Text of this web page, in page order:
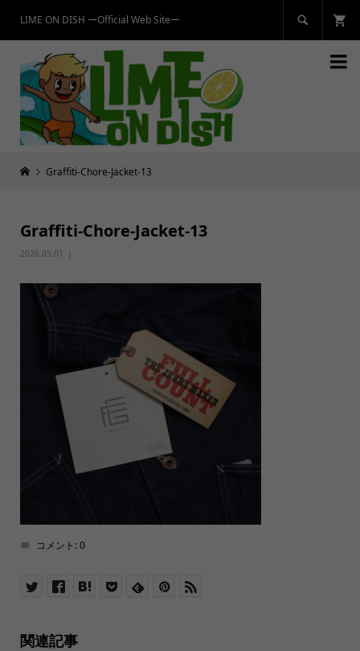
LIME ON DISH ーOfficial Web Siteー 

Graffiti-Chore-Jacket-13
Graffiti-Chore-Jacket-13
2026.05.01
コメント:0
関連記事